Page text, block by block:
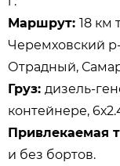
Маршрут: 18 км
Черемховский
Отрадный,
Груз: дизель-
контейнере,
Привлекаемая
и без бортов.